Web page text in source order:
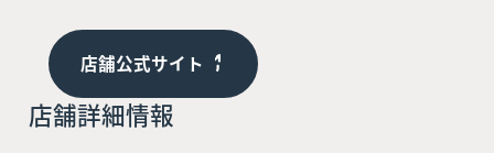
店舗公式サイト
店舗詳細情報